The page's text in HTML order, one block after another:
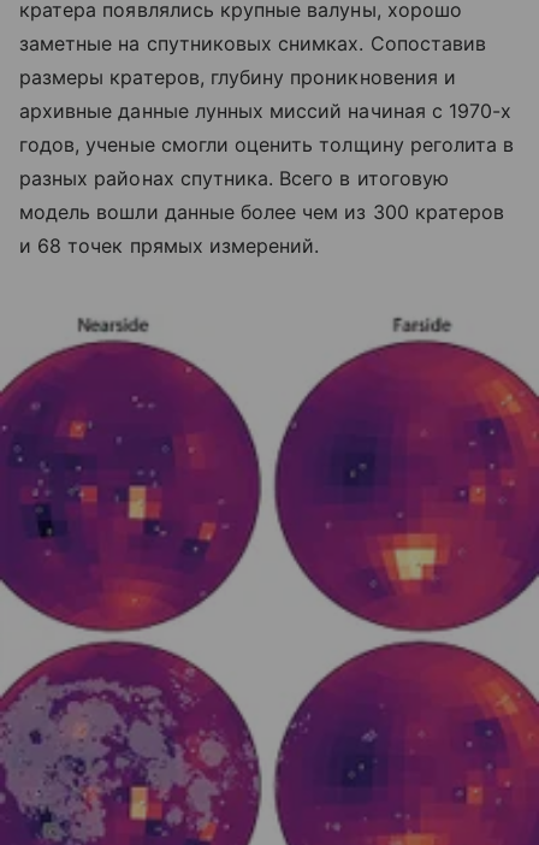
кратера появлялись крупные валуны, хорошо
заметные на спутниковых снимках. Сопоставив
размеры кратеров, глубину проникновения и
архивные данные лунных миссий начиная с 1970-х
годов, ученые смогли оценить толщину реголита в
разных районах спутника. Всего в итоговую
модель вошли данные более чем из 300 кратеров
и 68 точек прямых измерений.